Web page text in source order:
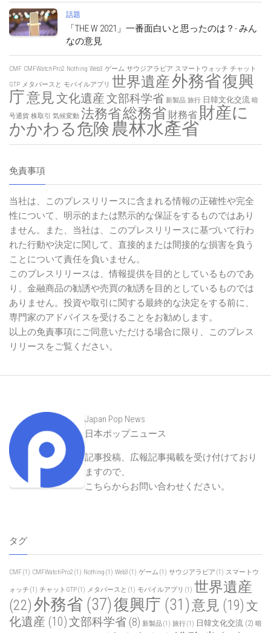
話題
「THE W 2021」一番面白いと思ったのは？- みん
なの意見
CMF CMFWatchPro2 Nothing Web3 ゲーム サウジアラビア スマートウォッチ チャット
GTP メタバースと モバイルアプリ 世界遺産外務省復興
庁意見文化遺産文部科学省 新製品 旅行 日韓文化交流 暗
号通貨 株取引 気候変動 法務省総務省 財務省 財産に
かかわる危険農林水產省
免責事項
当社は、このプレスリリースに含まれる情報の正確性や完全
性について、明示的または黙示的な保証をするものではあり
ません。また、当社は、このプレスリリースに基づいて行わ
れた行動や決定に関して、直接的または間接的な損害を負う
ことについて責任を負いません。
このプレスリリースは、情報提供を目的としているものであ
り、金融商品の勧誘や売買の勧誘を目的としているものでは
ありません。投資や取引に関する最終的な決定をする前に、
専門家のアドバイスを受けることをお勧めします。
以上の免責事項にご同意いただける場合に限り、このプレス
リリースをご覧ください。
Japan Pop News
日本ポップニュース
記事投稿、広報記事掲載を受け付けており
ますので、
こちらからお問い合わせください。
タグ
CMF (1) CMFWatchPro2 (1) Nothing (1) Web3 (1) ゲーム (1) サウジアラビア (1) スマートウ
ォッチ (1) チャットGTP(1) メタバースと (1) モバイルアプリ (1) 世界遺産
(22)外務省 (37)復興庁 (31)意見 (19) 文
化遺産 (10)文部科学省 (8) 新製品(1) 旅行(1) 日韓文化交流 (2) 暗